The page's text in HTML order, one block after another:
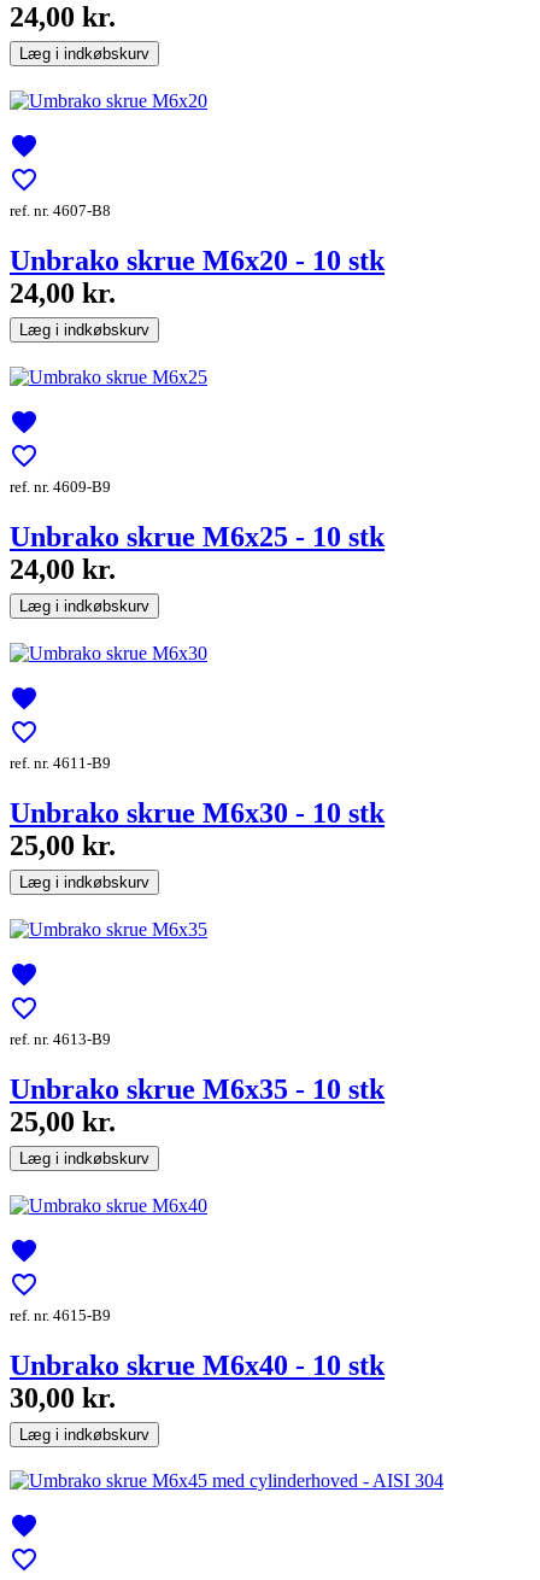
24,00 kr.
Læg i indkøbskurv
favorite
favorite_border
ref. nr. 4607-B8
Unbrako skrue M6x20 - 10 stk
24,00 kr.
Læg i indkøbskurv
favorite
favorite_border
ref. nr. 4609-B9
Unbrako skrue M6x25 - 10 stk
24,00 kr.
Læg i indkøbskurv
favorite
favorite_border
ref. nr. 4611-B9
Unbrako skrue M6x30 - 10 stk
25,00 kr.
Læg i indkøbskurv
favorite
favorite_border
ref. nr. 4613-B9
Unbrako skrue M6x35 - 10 stk
25,00 kr.
Læg i indkøbskurv
favorite
favorite_border
ref. nr. 4615-B9
Unbrako skrue M6x40 - 10 stk
30,00 kr.
Læg i indkøbskurv
favorite
favorite_border